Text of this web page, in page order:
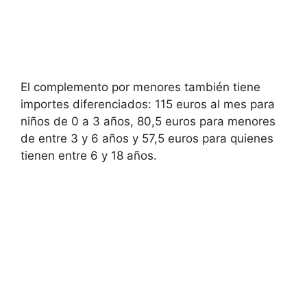
El complemento por menores también tiene
importes diferenciados: 115 euros al mes para
niños de 0 a 3 años, 80,5 euros para menores
de entre 3 y 6 años y 57,5 euros para quienes
tienen entre 6 y 18 años.